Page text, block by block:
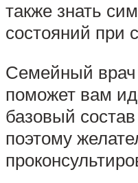
также знать
состояний при
Семейный врач
поможет вам
базовый
поэтому